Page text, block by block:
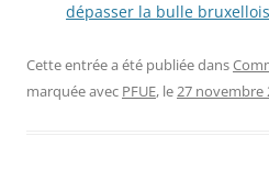
dépasser la bulle
Cette entrée a été publiée dans
marquée avec PFUE, le27 novembre